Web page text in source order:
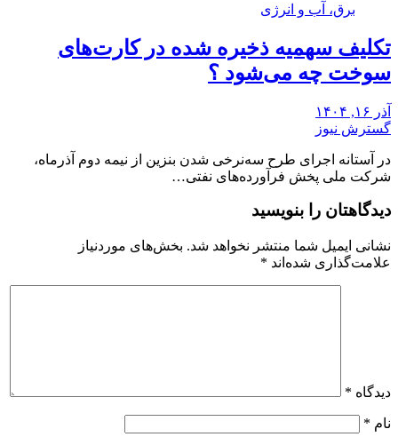
برق، آب و انرژی
تکلیف سهمیه ذخیره شده در کارت‌های
سوخت چه می‌شود ؟
آذر ۱۶, ۱۴۰۴
گسترش نیوز
در آستانه اجرای طرح سه‌نرخی شدن بنزین از نیمه دوم آذرماه،
شرکت ملی پخش فرآورده‌های نفتی…
دیدگاهتان را بنویسید
نشانی ایمیل شما منتشر نخواهد شد. بخش‌های موردنیاز
علامت‌گذاری شده‌اند *
دیدگاه *
نام *